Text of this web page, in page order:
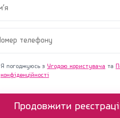
Я погоджуюсь з Угодою користувача та
конфіденційності
Продовжити